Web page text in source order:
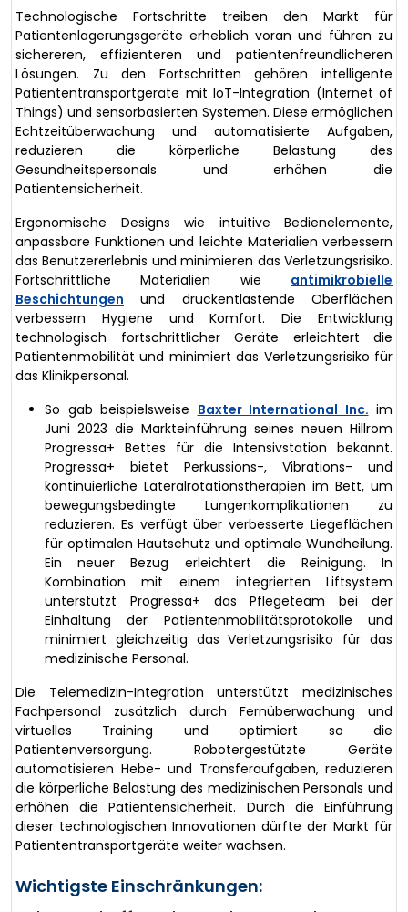
Technologische Fortschritte treiben den Markt für
Patientenlagerungsgeräte erheblich voran und führen zu
sichereren, effizienteren und patientenfreundlicheren
Lösungen. Zu den Fortschritten gehören intelligente
Patiententransportgeräte mit IoT-Integration (Internet of
Things) und sensorbasierten Systemen. Diese ermöglichen
Echtzeitüberwachung und automatisierte Aufgaben,
reduzieren die körperliche Belastung des
Gesundheitspersonals und erhöhen die
Patientensicherheit.
Ergonomische Designs wie intuitive Bedienelemente,
anpassbare Funktionen und leichte Materialien verbessern
das Benutzererlebnis und minimieren das Verletzungsrisiko.
Fortschrittliche Materialien wie antimikrobielle
Beschichtungen und druckentlastende Oberflächen
verbessern Hygiene und Komfort. Die Entwicklung
technologisch fortschrittlicher Geräte erleichtert die
Patientenmobilität und minimiert das Verletzungsrisiko für
das Klinikpersonal.
So gab beispielsweise Baxter International Inc. im
Juni 2023 die Markteinführung seines neuen Hillrom
Progressa+ Bettes für die Intensivstation bekannt.
Progressa+ bietet Perkussions-, Vibrations- und
kontinuierliche Lateralrotationstherapien im Bett, um
bewegungsbedingte Lungenkomplikationen zu
reduzieren. Es verfügt über verbesserte Liegeflächen
für optimalen Hautschutz und optimale Wundheilung.
Ein neuer Bezug erleichtert die Reinigung. In
Kombination mit einem integrierten Liftsystem
unterstützt Progressa+ das Pflegeteam bei der
Einhaltung der Patientenmobilitätsprotokolle und
minimiert gleichzeitig das Verletzungsrisiko für das
medizinische Personal.
Die Telemedizin-Integration unterstützt medizinisches
Fachpersonal zusätzlich durch Fernüberwachung und
virtuelles Training und optimiert so die
Patientenversorgung. Robotergestützte Geräte
automatisieren Hebe- und Transferaufgaben, reduzieren
die körperliche Belastung des medizinischen Personals und
erhöhen die Patientensicherheit. Durch die Einführung
dieser technologischen Innovationen dürfte der Markt für
Patiententransportgeräte weiter wachsen.
Wichtigste Einschränkungen: